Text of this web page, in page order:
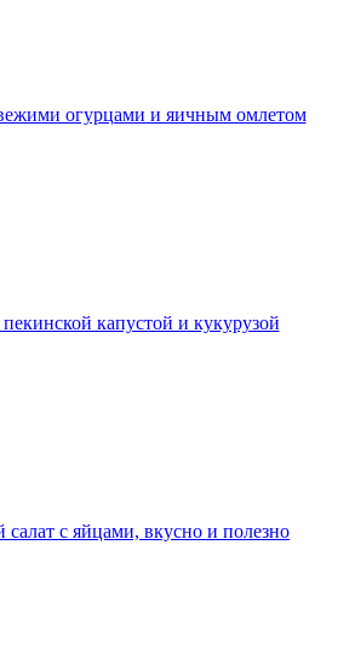
огурцами и яичным омлетом
капустой и кукурузой
с яйцами, вкусно и полезно